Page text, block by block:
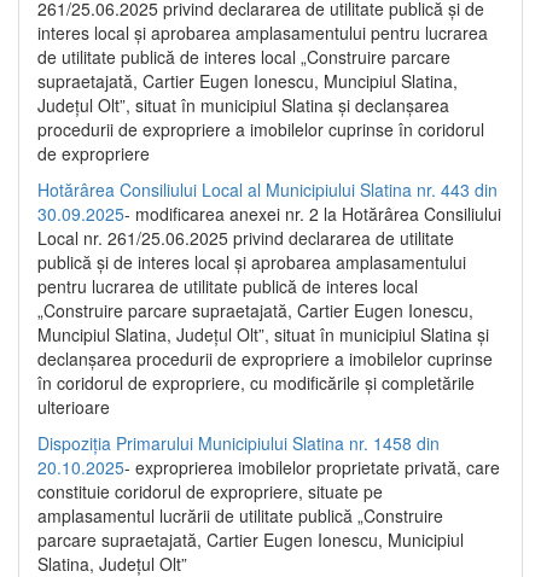
261/25.06.2025 privind declararea de utilitate publică și de
interes local și aprobarea amplasamentului pentru lucrarea
de utilitate publică de interes local „Construire parcare
supraetajată, Cartier Eugen Ionescu, Muncipiul Slatina,
Județul Olt”, situat în municipiul Slatina și declanșarea
procedurii de expropriere a imobilelor cuprinse în coridorul
de expropriere
Hotărârea Consiliului Local al Municipiului Slatina nr. 443 din
30.09.2025- modificarea anexei nr. 2 la Hotărârea Consiliului
Local nr. 261/25.06.2025 privind declararea de utilitate
publică şi de interes local şi aprobarea amplasamentului
pentru lucrarea de utilitate publică de interes local
„Construire parcare supraetajată, Cartier Eugen Ionescu,
Muncipiul Slatina, Judeţul Olt”, situat în municipiul Slatina şi
declanşarea procedurii de expropriere a imobilelor cuprinse
în coridorul de expropriere, cu modificările şi completările
ulterioare
Dispoziția Primarului Municipiului Slatina nr. 1458 din
20.10.2025- exproprierea imobilelor proprietate privată, care
constituie coridorul de expropriere, situate pe
amplasamentul lucrării de utilitate publică „Construire
parcare supraetajată, Cartier Eugen Ionescu, Municipiul
Slatina, Județul Olt”